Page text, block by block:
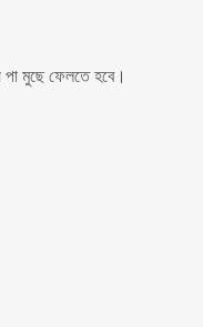
পা মুছে ফেলতে হবে।